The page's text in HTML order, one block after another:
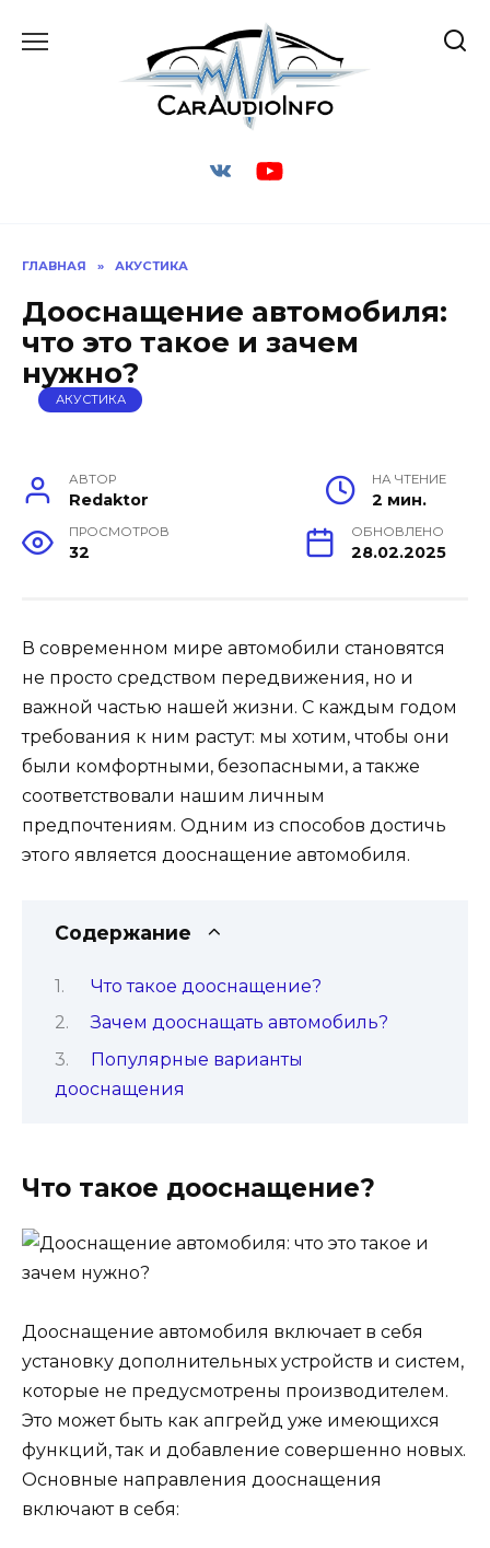
ГЛАВНАЯ » АКУСТИКА
Дооснащение автомобиля:
что это такое и зачем
нужно?
АКУСТИКА
АВТОР
Redaktor
НА ЧТЕНИЕ
2 мин.
ПРОСМОТРОВ
32
ОБНОВЛЕНО
28.02.2025
В современном мире автомобили становятся
не просто средством передвижения, но и
важной частью нашей жизни. С каждым годом
требования к ним растут: мы хотим, чтобы они
были комфортными, безопасными, а также
соответствовали нашим личным
предпочтениям. Одним из способов достичь
этого является дооснащение автомобиля.
Содержание
Что такое дооснащение?
Зачем дооснащать автомобиль?
Популярные варианты
дооснащения
Что такое дооснащение?
Дооснащение автомобиля включает в себя
установку дополнительных устройств и систем,
которые не предусмотрены производителем.
Это может быть как апгрейд уже имеющихся
функций, так и добавление совершенно новых.
Основные направления дооснащения
включают в себя: